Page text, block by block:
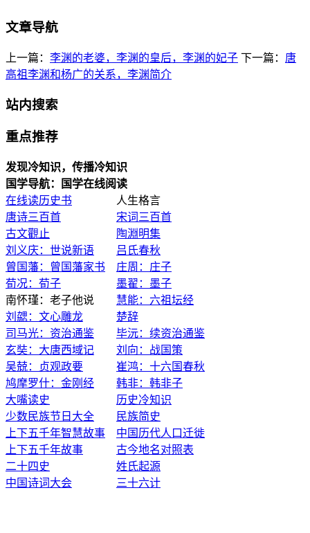
文章导航
上一篇： 李渊的老婆，李渊的皇后，李渊的妃子 下一篇： 唐
高祖李渊和杨广的关系，李渊简介
站内搜索
重点推荐
发现冷知识，传播冷知识
国学导航：国学在线阅读
在线读历史书 人生格言
唐诗三百首
宋词三百首
古文觀止
陶淵明集
刘义庆：世说新语
吕氏春秋
曾国藩：曾国藩家书
庄周：庄子
荀况：荀子
墨翟：墨子
南怀瑾：老子他说 慧能：六祖坛经
刘勰：文心雕龙
楚辞
司马光：资治通鉴
毕沅：续资治通鉴
玄奘：大唐西域记
刘向：战国策
吴兢：贞观政要
崔鸿：十六国春秋
鸠摩罗什：金刚经
韩非：韩非子
大嘴读史
历史冷知识
少数民族节日大全
民族简史
上下五千年智慧故事
中国历代人口迁徙
上下五千年故事
古今地名对照表
二十四史
姓氏起源
中国诗词大会
三十六计